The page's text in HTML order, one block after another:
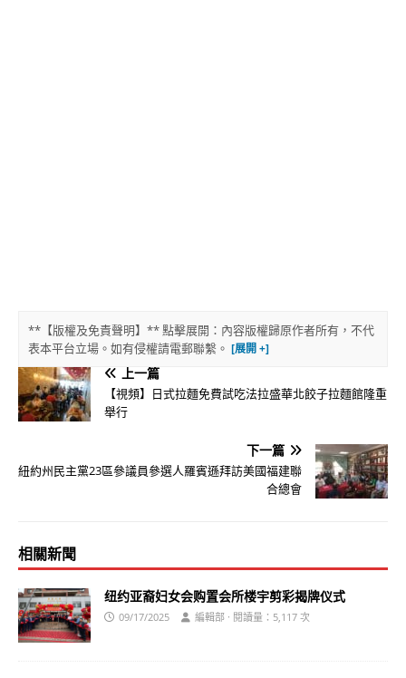
**【版權及免責聲明】** 點擊展開：內容版權歸原作者所有，不代
表本平台立場。如有侵權請電郵聯繫。
上一篇
【視頻】日式拉麵免費試吃法拉盛華北餃子拉麵館隆重
舉行
下一篇
紐約州民主黨23區參議員參選人羅賓遜拜訪美國福建聯
合總會
相關新聞
纽约亚裔妇女会购置会所楼宇剪彩揭牌仪式
09/17/2025 編輯部 · 閱讀量：5,117 次